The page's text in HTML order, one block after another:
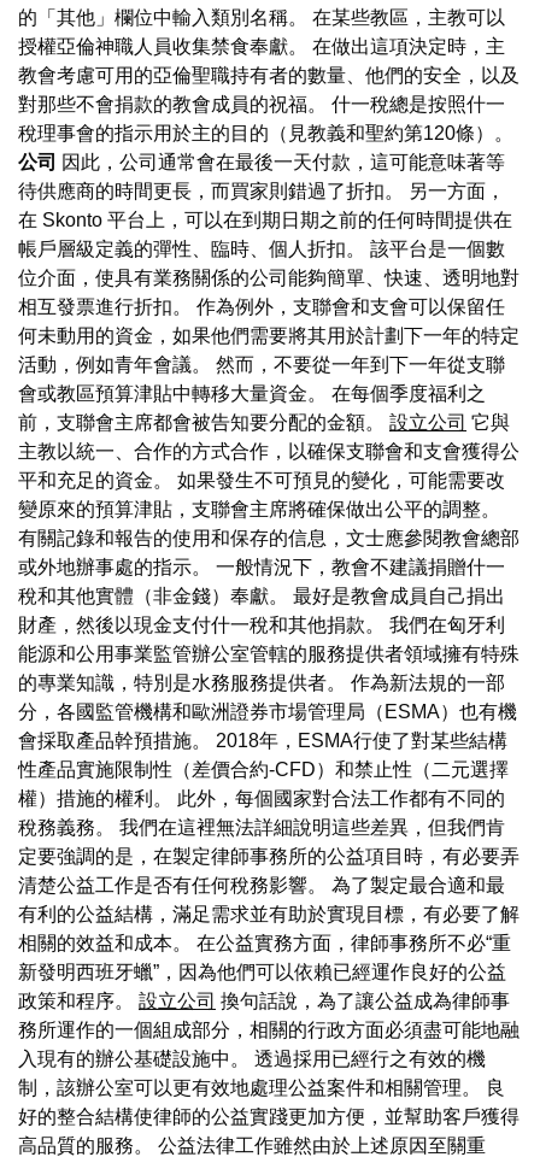
的「其他」欄位中輸入類別名稱。 在某些教區，主教可以
授權亞倫神職人員收集禁食奉獻。 在做出這項決定時，主
教會考慮可用的亞倫聖職持有者的數量、他們的安全，以及
對那些不會捐款的教會成員的祝福。 什一稅總是按照什一
稅理事會的指示用於主的目的（見教義和聖約第120條）。
公司 因此，公司通常會在最後一天付款，這可能意味著等
待供應商的時間更長，而買家則錯過了折扣。 另一方面，
在 Skonto 平台上，可以在到期日期之前的任何時間提供在
帳戶層級定義的彈性、臨時、個人折扣。 該平台是一個數
位介面，使具有業務關係的公司能夠簡單、快速、透明地對
相互發票進行折扣。 作為例外，支聯會和支會可以保留任
何未動用的資金，如果他們需要將其用於計劃下一年的特定
活動，例如青年會議。 然而，不要從一年到下一年從支聯
會或教區預算津貼中轉移大量資金。 在每個季度福利之
前，支聯會主席都會被告知要分配的金額。 設立公司 它與
主教以統一、合作的方式合作，以確保支聯會和支會獲得公
平和充足的資金。 如果發生不可預見的變化，可能需要改
變原來的預算津貼，支聯會主席將確保做出公平的調整。
有關記錄和報告的使用和保存的信息，文士應參閱教會總部
或外地辦事處的指示。 一般情況下，教會不建議捐贈什一
稅和其他實體（非金錢）奉獻。 最好是教會成員自己捐出
財產，然後以現金支付什一稅和其他捐款。 我們在匈牙利
能源和公用事業監管辦公室管轄的服務提供者領域擁有特殊
的專業知識，特別是水務服務提供者。 作為新法規的一部
分，各國監管機構和歐洲證券市場管理局（ESMA）也有機
會採取產品幹預措施。 2018年，ESMA行使了對某些結構
性產品實施限制性（差價合約-CFD）和禁止性（二元選擇
權）措施的權利。 此外，每個國家對合法工作都有不同的
稅務義務。 我們在這裡無法詳細說明這些差異，但我們肯
定要強調的是，在製定律師事務所的公益項目時，有必要弄
清楚公益工作是否有任何稅務影響。 為了製定最合適和最
有利的公益結構，滿足需求並有助於實現目標，有必要了解
相關的效益和成本。 在公益實務方面，律師事務所不必“重
新發明西班牙蠟”，因為他們可以依賴已經運作良好的公益
政策和程序。 設立公司 換句話說，為了讓公益成為律師事
務所運作的一個組成部分，相關的行政方面必須盡可能地融
入現有的辦公基礎設施中。 透過採用已經行之有效的機
制，該辦公室可以更有效地處理公益案件和相關管理。 良
好的整合結構使律師的公益實踐更加方便，並幫助客戶獲得
高品質的服務。 公益法律工作雖然由於上述原因至關重